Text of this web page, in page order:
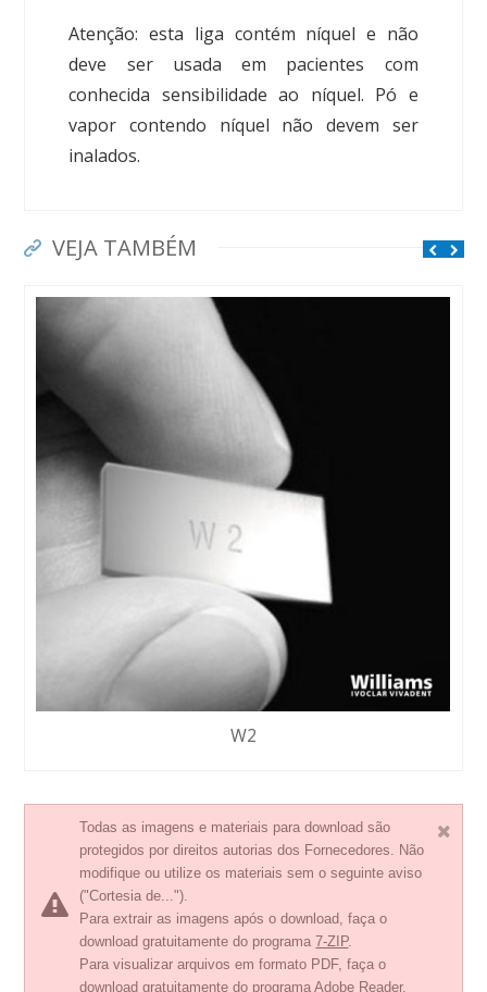
Atenção: esta liga contém níquel e não
deve ser usada em pacientes com
conhecida sensibilidade ao níquel. Pó e
vapor contendo níquel não devem ser
inalados.
VEJA TAMBÉM
W2
Todas as imagens e materiais para download são
protegidos por direitos autorias dos Fornecedores. Não
modifique ou utilize os materiais sem o seguinte aviso
("Cortesia de...").
Para extrair as imagens após o download, faça o
download gratuitamente do programa7-ZIP.
Para visualizar arquivos em formato PDF, faça o
download gratuitamente do programaAdobe Reader.